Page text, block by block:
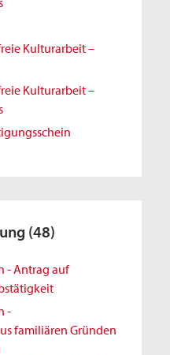
Kulturarbeit –
Kulturarbeit –
(48)
- Antrag auf
-
familiären Gründen